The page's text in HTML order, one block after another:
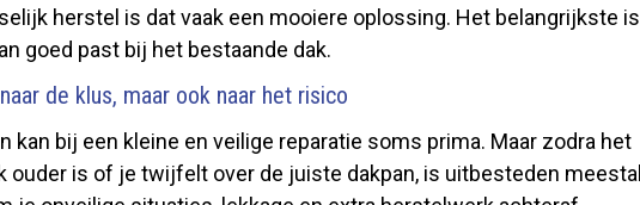
herstel is dat vaak een mooiere oplossing. Het belangrijkste is
goed past bij het bestaande dak.
de klus, maar ook naar het risico
kan bij een kleine en veilige reparatie soms prima. Maar zodra het
ouder is of je twijfelt over de juiste dakpan, is uitbesteden meestal